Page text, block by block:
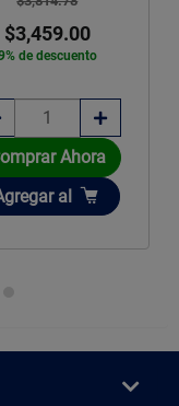
$7,515.40
Disponible sobre pedido
Agotado